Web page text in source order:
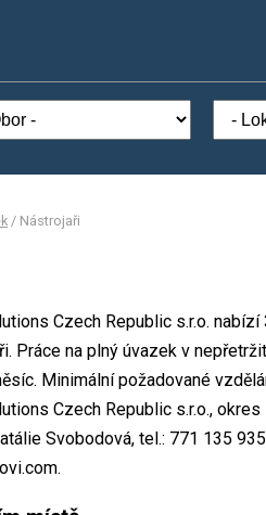
/ Nástrojaři
Czech Republic s.r.o.
Práce na plný úvazek v
Minimální požadované
Czech Republic s.r.o.,
Svobodová, tel.: 771 135